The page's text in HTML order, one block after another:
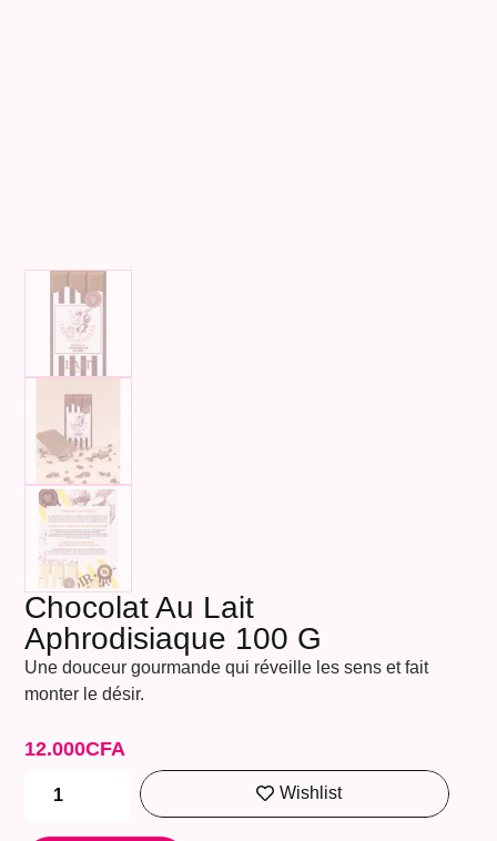
Chocolat Au Lait
Aphrodisiaque 100 G
Une douceur gourmande qui réveille les sens et fait
monter le désir.
12.000CFA
Wishlist